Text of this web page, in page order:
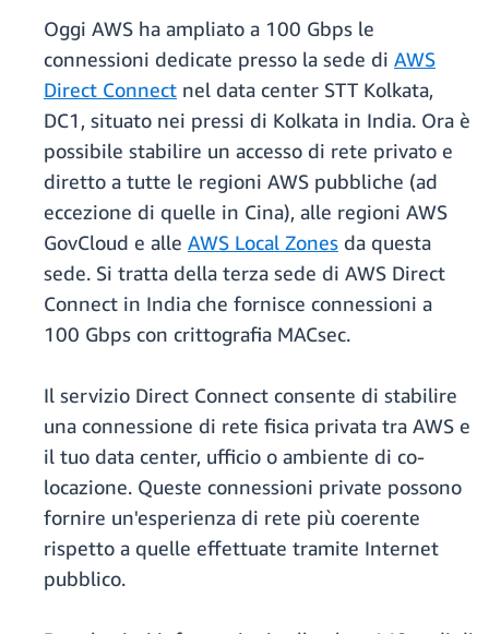
Oggi AWS ha ampliato a 100 Gbps le
connessioni dedicate presso la sede di AWS
Direct Connect nel data center STT Kolkata,
DC1, situato nei pressi di Kolkata in India. Ora è
possibile stabilire un accesso di rete privato e
diretto a tutte le regioni AWS pubbliche (ad
eccezione di quelle in Cina), alle regioni AWS
GovCloud e alle AWS Local Zones da questa
sede. Si tratta della terza sede di AWS Direct
Connect in India che fornisce connessioni a
100 Gbps con crittografia MACsec.
Il servizio Direct Connect consente di stabilire
una connessione di rete fisica privata tra AWS e
il tuo data center, ufficio o ambiente di co-
locazione. Queste connessioni private possono
fornire un'esperienza di rete più coerente
rispetto a quelle effettuate tramite Internet
pubblico.